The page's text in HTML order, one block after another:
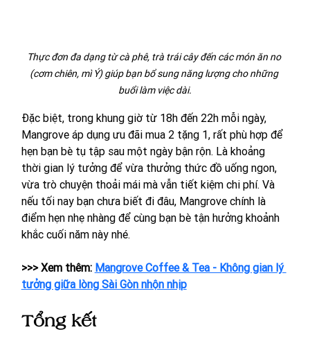
Thực đơn đa dạng từ cà phê, trà trái cây đến các món ăn no
(cơm chiên, mì Ý) giúp bạn bổ sung năng lượng cho những
buổi làm việc dài.
Đặc biệt, trong khung giờ từ 18h đến 22h mỗi ngày,
Mangrove áp dụng ưu đãi mua 2 tặng 1, rất phù hợp để
hẹn bạn bè tụ tập sau một ngày bận rộn. Là khoảng
thời gian lý tưởng để vừa thưởng thức đồ uống ngon,
vừa trò chuyện thoải mái mà vẫn tiết kiệm chi phí. Và
nếu tối nay bạn chưa biết đi đâu, Mangrove chính là
điểm hẹn nhẹ nhàng để cùng bạn bè tận hưởng khoảnh
khắc cuối năm này nhé.
>>> Xem thêm: Mangrove Coffee & Tea - Không gian lý
tưởng giữa lòng Sài Gòn nhộn nhịp
Tổng kết